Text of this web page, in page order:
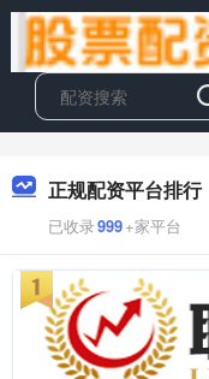
正规配资平台排行
已收录999+家平台